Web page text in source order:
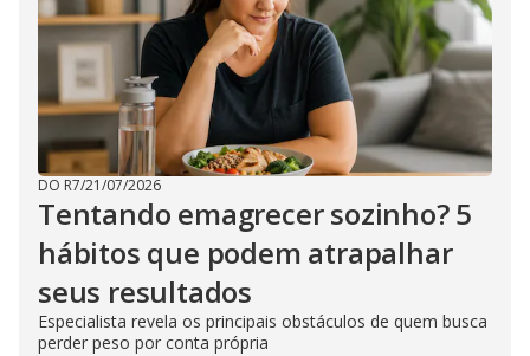
DO R7/21/07/2026
Tentando emagrecer sozinho? 5
hábitos que podem atrapalhar
seus resultados
Especialista revela os principais obstáculos de quem busca
perder peso por conta própria